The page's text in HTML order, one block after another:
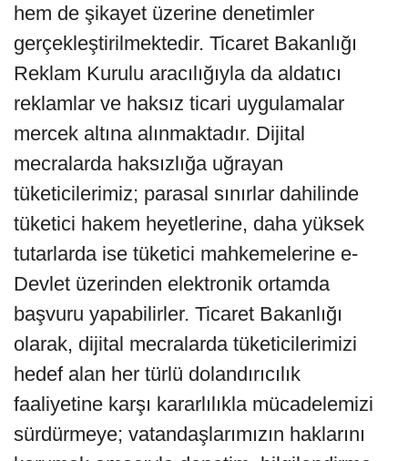
hem de şikayet üzerine denetimler
gerçekleştirilmektedir. ⁠Ticaret Bakanlığı
Reklam Kurulu aracılığıyla da aldatıcı
reklamlar ve haksız ticari uygulamalar
mercek altına alınmaktadır. Dijital
mecralarda haksızlığa uğrayan
tüketicilerimiz; parasal sınırlar dahilinde
tüketici hakem heyetlerine, daha yüksek
tutarlarda ise tüketici mahkemelerine e-
Devlet üzerinden elektronik ortamda
başvuru yapabilirler. Ticaret Bakanlığı
olarak, dijital mecralarda tüketicilerimizi
hedef alan her türlü dolandırıcılık
faaliyetine karşı kararlılıkla mücadelemizi
sürdürmeye; vatandaşlarımızın haklarını